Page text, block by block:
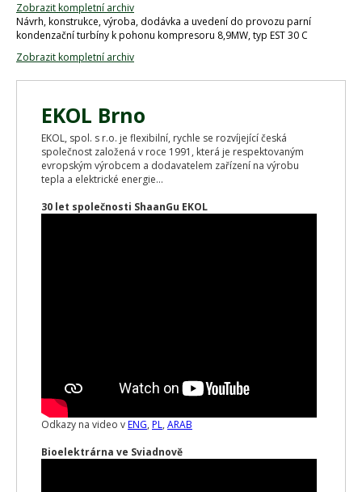
Zobrazit kompletní archiv
Návrh, konstrukce, výroba, dodávka a uvedení do provozu parní
kondenzační turbíny k pohonu kompresoru 8,9MW, typ EST 30 C
Zobrazit kompletní archiv
EKOL Brno
EKOL, spol. s r.o. je flexibilní, rychle se rozvíjející česká
společnost založená v roce 1991, která je respektovaným
evropským výrobcem a dodavatelem zařízení na výrobu
tepla a elektrické energie...
30 let společnosti ShaanGu EKOL
Odkazy na video vENG, PL, ARAB
Bioelektrárna ve Sviadnově